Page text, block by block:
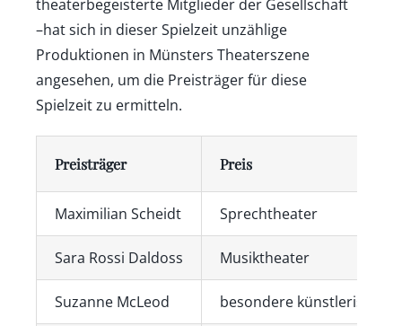
theaterbegeisterte Mitglieder der Gesellschaft
–hat sich in dieser Spielzeit unzählige
Produktionen in Münsters Theaterszene
angesehen, um die Preisträger für diese
Spielzeit zu ermitteln.
Preisträger Preis
Maximilian Scheidt Sprechtheater
Sara Rossi Daldoss Musiktheater
Suzanne McLeod besondere künstlerische